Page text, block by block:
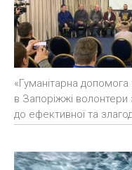
«Гуманітарна
в Запоріжжі
до ефективної та